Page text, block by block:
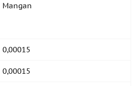
Mangan
0,00015
0,00015